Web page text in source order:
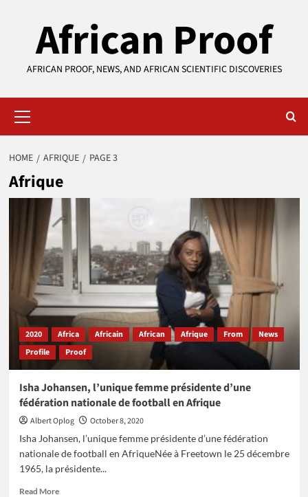
African Proof
AFRICAN PROOF, NEWS, AND AFRICAN SCIENTIFIC DISCOVERIES
Menu
HOME AFRIQUE PAGE 3
Afrique
2020 Africa Africain African Afrique From
News
Profile
Proof
Isha Johansen, l’unique femme présidente d’une
fédération nationale de football en Afrique
Albert Oplog
October 8, 2020
Isha Johansen, l’unique femme présidente d’une fédération
nationale de football en AfriqueNée à Freetown le 25 décembre
1965, la présidente...
Read MoreRead